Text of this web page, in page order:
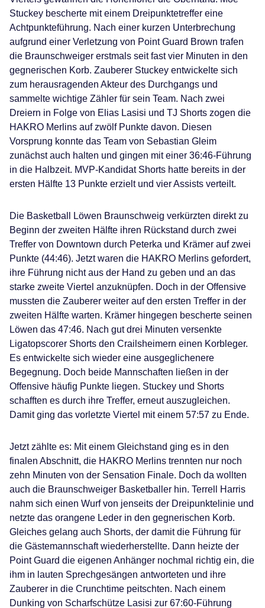
Stuckey bescherte mit einem Dreipunktetreffer eine
Achtpunkteführung. Nach einer kurzen Unterbrechung
aufgrund einer Verletzung von Point Guard Brown trafen
die Braunschweiger erstmals seit fast vier Minuten in den
gegnerischen Korb. Zauberer Stuckey entwickelte sich
zum herausragenden Akteur des Durchgangs und
sammelte wichtige Zähler für sein Team. Nach zwei
Dreiern in Folge von Elias Lasisi und TJ Shorts zogen die
HAKRO Merlins auf zwölf Punkte davon. Diesen
Vorsprung konnte das Team von Sebastian Gleim
zunächst auch halten und gingen mit einer 36:46-Führung
in die Halbzeit. MVP-Kandidat Shorts hatte bereits in der
ersten Hälfte 13 Punkte erzielt und vier Assists verteilt.
Die Basketball Löwen Braunschweig verkürzten direkt zu
Beginn der zweiten Hälfte ihren Rückstand durch zwei
Treffer von Downtown durch Peterka und Krämer auf zwei
Punkte (44:46). Jetzt waren die HAKRO Merlins gefordert,
ihre Führung nicht aus der Hand zu geben und an das
starke zweite Viertel anzuknüpfen. Doch in der Offensive
mussten die Zauberer weiter auf den ersten Treffer in der
zweiten Hälfte warten. Krämer hingegen bescherte seinen
Löwen das 47:46. Nach gut drei Minuten versenkte
Ligatopscorer Shorts den Crailsheimern einen Korbleger.
Es entwickelte sich wieder eine ausgeglichenere
Begegnung. Doch beide Mannschaften ließen in der
Offensive häufig Punkte liegen. Stuckey und Shorts
schafften es durch ihre Treffer, erneut auszugleichen.
Damit ging das vorletzte Viertel mit einem 57:57 zu Ende.
Jetzt zählte es: Mit einem Gleichstand ging es in den
finalen Abschnitt, die HAKRO Merlins trennten nur noch
zehn Minuten von der Sensation Finale. Doch da wollten
auch die Braunschweiger Basketballer hin. Terrell Harris
nahm sich einen Wurf von jenseits der Dreipunktelinie und
netzte das orangene Leder in den gegnerischen Korb.
Gleiches gelang auch Shorts, der damit die Führung für
die Gästemannschaft wiederherstellte. Dann heizte der
Point Guard die eigenen Anhänger nochmal richtig ein, die
ihm in lauten Sprechgesängen antworteten und ihre
Zauberer in die Crunchtime peitschten. Nach einem
Dunking von Scharfschütze Lasisi zur 67:60-Führung